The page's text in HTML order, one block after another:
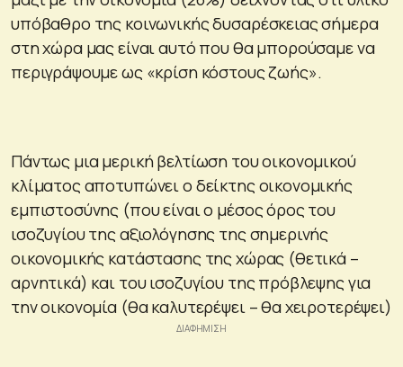
υπόβαθρο της κοινωνικής δυσαρέσκειας σήμερα
στη χώρα μας είναι αυτό που θα μπορούσαμε να
περιγράψουμε ως «κρίση κόστους ζωής».
Πάντως μια μερική βελτίωση του οικονομικού
κλίματος αποτυπώνει ο δείκτης οικονομικής
εμπιστοσύνης (που είναι ο μέσος όρος του
ισοζυγίου της αξιολόγησης της σημερινής
οικονομικής κατάστασης της χώρας (θετικά –
αρνητικά) και του ισοζυγίου της πρόβλεψης για
την οικονομία (θα καλυτερέψει – θα χειροτερέψει)